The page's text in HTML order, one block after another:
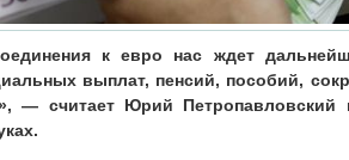
к евро нас ждет
выплат, пенсий, пособий,
— считает Юрий Петропавловский